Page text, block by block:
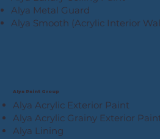
Alya Paint Group
Alya Acrylic Exterior Paint
Alya Acrylic Grainy Exterior
Alya Lining
Alya Metal Guard
Alya Smooth (Acrylic Interior